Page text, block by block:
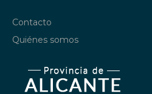
Contacto
Quiénes somos